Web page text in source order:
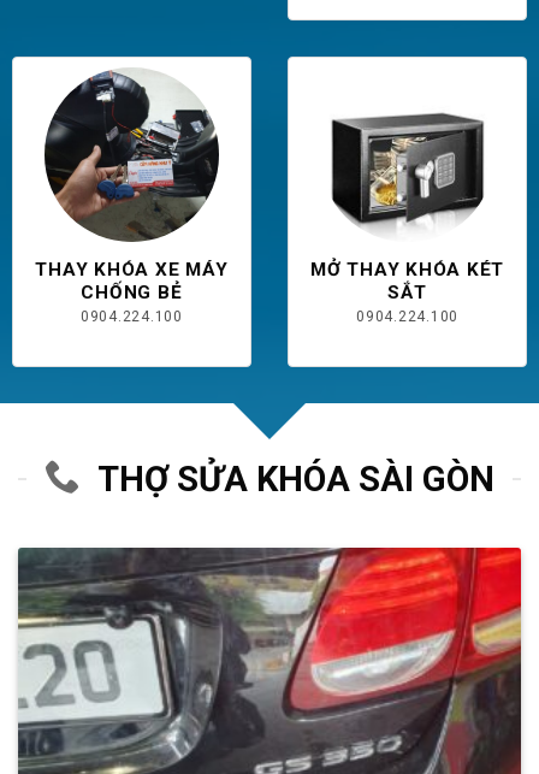
THAY KHÓA XE MÁY
CHỐNG BẺ
0904.224.100
MỞ THAY KHÓA KÉT
SẮT
0904.224.100
THỢ SỬA KHÓA SÀI GÒN